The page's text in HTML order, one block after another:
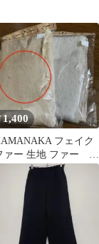
1,400
フェイク
ァー 生地 ファー ハ
ナカ